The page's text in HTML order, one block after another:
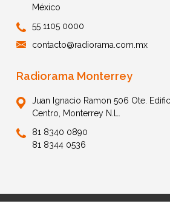
México
55 1105 0000
contacto@radiorama.com.mx
Radiorama Monterrey
Juan Ignacio Ramon 506 Ote.
Centro, Monterrey N.L.
81 8340 0890
81 8344 0536